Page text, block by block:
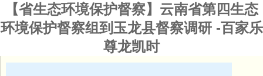
【省生态环境保护督察】云南省第四生态
环境保护督察组到玉龙县督察调研 -百家乐
尊龙凯时